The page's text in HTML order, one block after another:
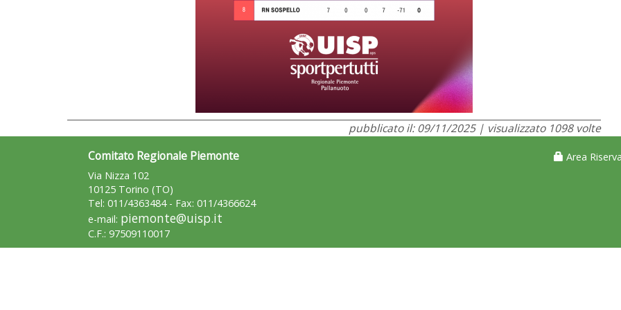
pubblicato il: 09/11/2025 | visualizzato 1098 volte
Comitato Regionale Piemonte
Via Nizza 102
10125 Torino (TO)
Tel: 011/4363484 - Fax: 011/4366624
e-mail: piemonte@uisp.it
C.F.: 97509110017
Area